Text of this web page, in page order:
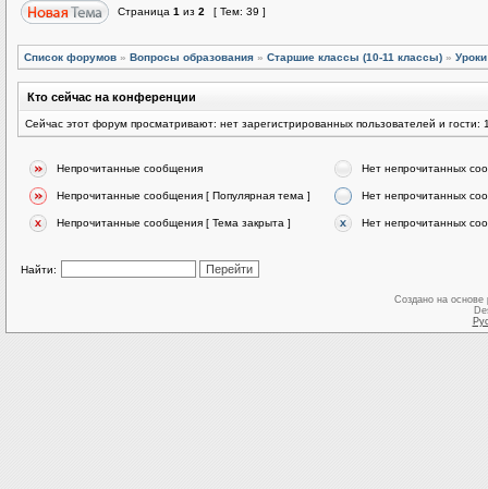
Страница 1 из 2 [ Тем: 39 ]
Список форумов » Вопросы образования » Старшие классы (10-11 классы) »
Кто сейчас на конференции
Сейчас этот форум просматривают: нет зарегистрированных пользователей и гости:
Непрочитанные сообщения Нет непрочитанных
Непрочитанные сообщения [ Популярная тема ] Нет непрочитанных
Непрочитанные сообщения [ Тема закрыта ] Нет непрочитанных
Найти:
Создано на основе